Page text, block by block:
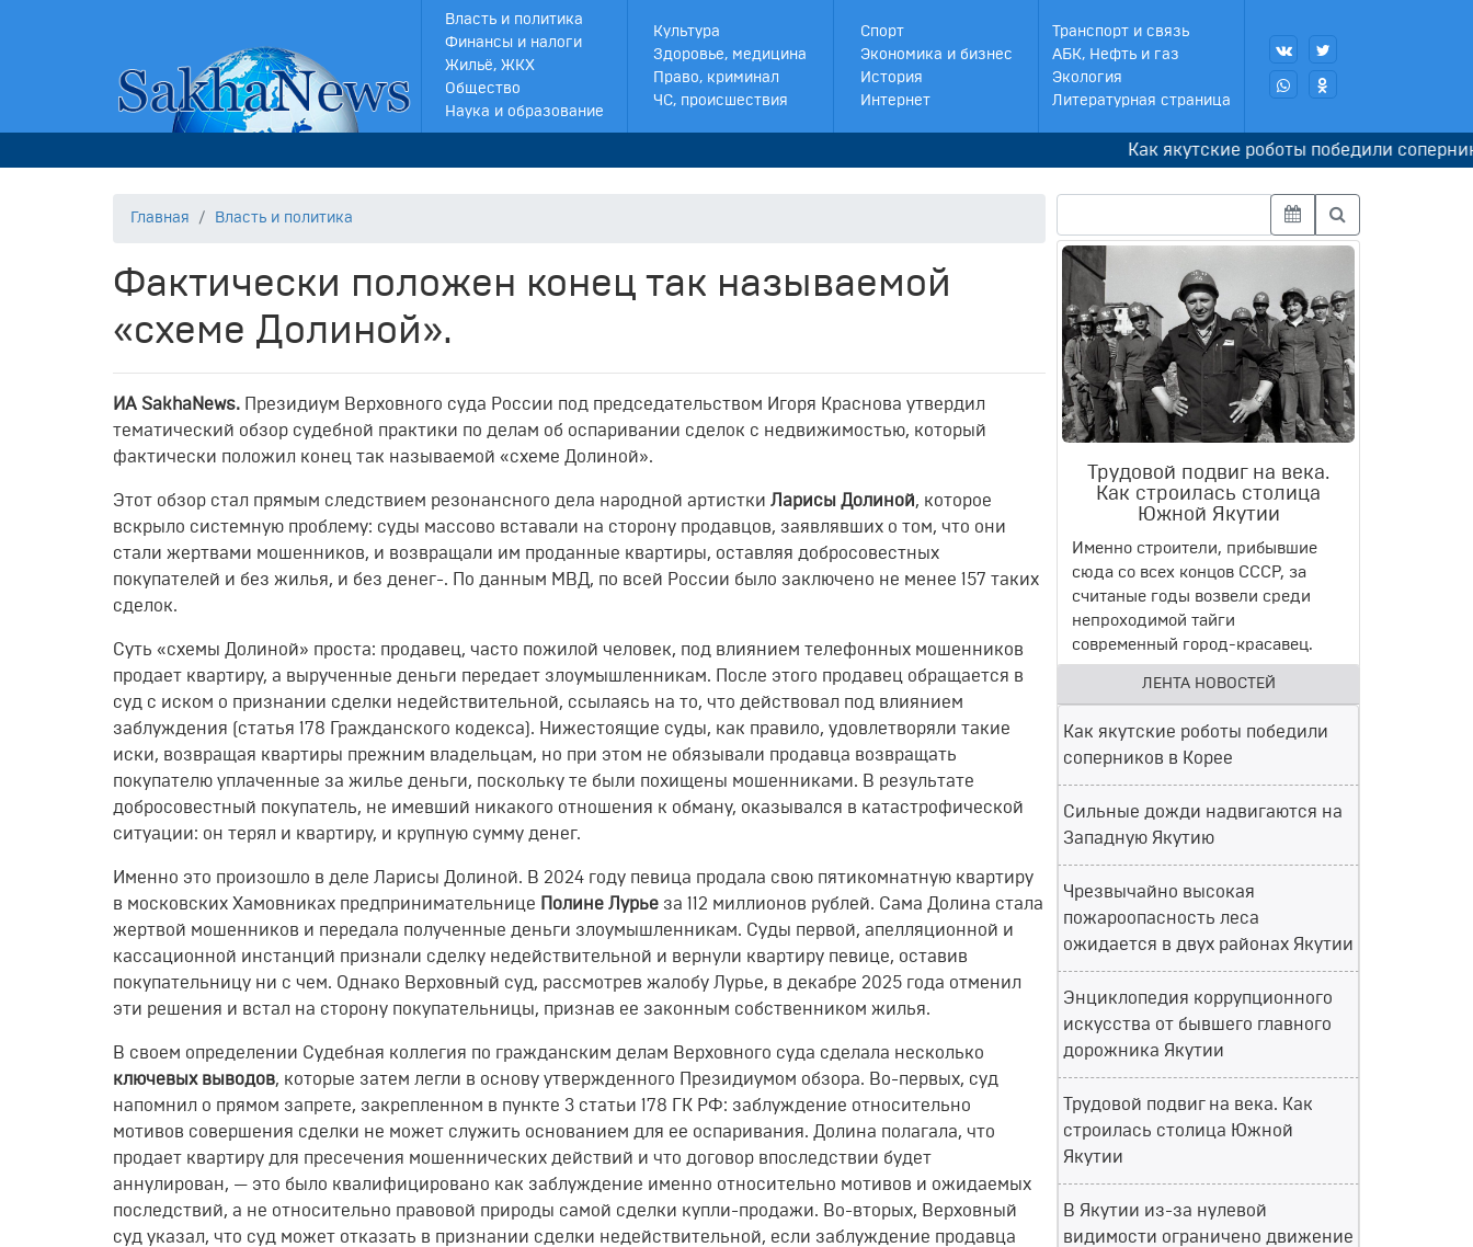
Власть и политика
Финансы и налоги
Жильё, ЖКХ
Общество
Наука и образование
Культура
Здоровье, медицина
Право, криминал
ЧС, происшествия
Спорт
Экономика и бизнес
История
Интернет
Транспорт и связь
АБК, Нефть и газ
Экология
Литературная страница
Как якутские роботы победили соперников в
Главная Власть и политика
Фактически положен конец так называемой
«схеме Долиной».
ИА SakhaNews. Президиум Верховного суда России под председательством Игоря Краснова утвердил
тематический обзор судебной практики по делам об оспаривании сделок с недвижимостью, который
фактически положил конец так называемой «схеме Долиной».
Этот обзор стал прямым следствием резонансного дела народной артистки Ларисы Долиной, которое
вскрыло системную проблему: суды массово вставали на сторону продавцов, заявлявших о том, что они
стали жертвами мошенников, и возвращали им проданные квартиры, оставляя добросовестных
покупателей и без жилья, и без денег-. По данным МВД, по всей России было заключено не менее 157 таких
сделок.
Суть «схемы Долиной» проста: продавец, часто пожилой человек, под влиянием телефонных мошенников
продает квартиру, а вырученные деньги передает злоумышленникам. После этого продавец обращается в
суд с иском о признании сделки недействительной, ссылаясь на то, что действовал под влиянием
заблуждения (статья 178 Гражданского кодекса). Нижестоящие суды, как правило, удовлетворяли такие
иски, возвращая квартиры прежним владельцам, но при этом не обязывали продавца возвращать
покупателю уплаченные за жилье деньги, поскольку те были похищены мошенниками. В результате
добросовестный покупатель, не имевший никакого отношения к обману, оказывался в катастрофической
ситуации: он терял и квартиру, и крупную сумму денег.
Именно это произошло в деле Ларисы Долиной. В 2024 году певица продала свою пятикомнатную квартиру
в московских Хамовниках предпринимательнице
Полине Лурье за 112 миллионов рублей. Сама Долина стала
жертвой мошенников и передала полученные деньги злоумышленникам. Суды первой, апелляционной и
кассационной инстанций признали сделку недействительной и вернули квартиру певице, оставив
покупательницу ни с чем. Однако Верховный суд, рассмотрев жалобу Лурье, в декабре 2025 года отменил
эти решения и встал на сторону покупательницы, признав ее законным собственником жилья.
В своем определении Судебная коллегия по гражданским делам Верховного суда сделала несколько
ключевых выводов, которые затем легли в основу утвержденного Президиумом обзора. Во-первых, суд
напомнил о прямом запрете, закрепленном в пункте 3 статьи 178 ГК РФ: заблуждение относительно
мотивов совершения сделки не может служить основанием для ее оспаривания. Долина полагала, что
продает квартиру для пресечения мошеннических действий и что договор впоследствии будет
аннулирован, — это было квалифицировано как заблуждение именно относительно мотивов и ожидаемых
последствий, а не относительно правовой природы самой сделки купли-продажи. Во-вторых, Верховный
суд указал, что суд может отказать в признании сделки недействительной, если заблуждение продавца
Трудовой подвиг на века.
Как строилась столица
Южной Якутии
Именно строители, прибывшие
сюда со всех концов СССР, за
считаные годы возвели среди
непроходимой тайги
современный город-красавец.
ЛЕНТА НОВОСТЕЙ
Как якутские роботы победили
соперников в Корее
Сильные дожди надвигаются на
Западную Якутию
Чрезвычайно высокая
пожароопасность леса
ожидается в двух районах Якутии
Энциклопедия коррупционного
искусства от бывшего главного
дорожника Якутии
Трудовой подвиг на века. Как
строилась столица Южной
Якутии
В Якутии из-за нулевой
видимости ограничено движение